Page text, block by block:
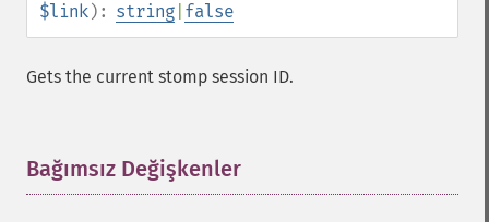
$link): string false
Gets the current stomp session ID.
Bağımsız Değişkenler